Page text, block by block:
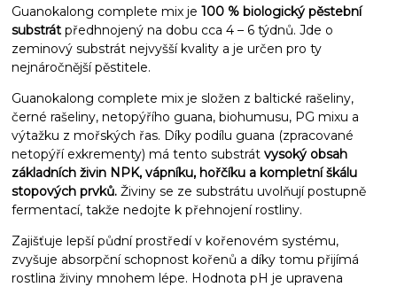
Guanokalong complete mix je100 % biologický pěstební
substrát předhnojený na dobu cca 4 – 6 týdnů. Jde o
zeminový substrát nejvyšší kvality a je určen pro ty
nejnáročnější pěstitele.
Guanokalong complete mix je složen z baltické rašeliny,
černé rašeliny, netopýřího guana, biohumusu, PG mixu a
výtažku z mořských řas. Díky podílu guana (zpracované
netopýří exkrementy) má tento substrátvysoký obsah
základních živin NPK, vápníku, hořčíku a kompletní škálu
stopových prvků. Živiny se ze substrátu uvolňují postupně
fermentací, takže nedojte k přehnojení rostliny.
Zajišťuje lepší půdní prostředí v kořenovém systému,
zvyšuje absorpční schopnost kořenů a díky tomu přijímá
rostlina živiny mnohem lépe. Hodnota pH je upravena